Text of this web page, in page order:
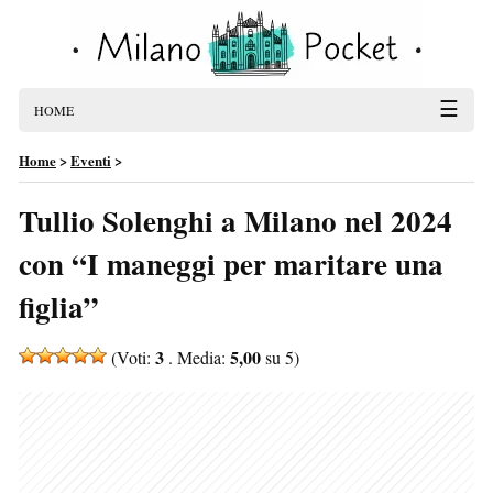
HOME ☰
Home>Eventi>
Tullio Solenghi a Milano nel 2024
con “I maneggi per maritare una
figlia”
(Voti: 3 . Media: 5,00su 5)